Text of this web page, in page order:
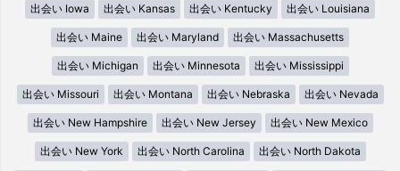
出会い Iowa 出会い Kansas 出会い Kentucky 出会い Louisiana
出会い Maine 出会い Maryland 出会い Massachusetts
出会い Michigan 出会い Minnesota 出会い Mississippi
出会い Missouri 出会い Montana 出会い Nebraska 出会い Nevada
出会い New Hampshire 出会い New Jersey 出会い New Mexico
出会い New York 出会い North Carolina 出会い North Dakota